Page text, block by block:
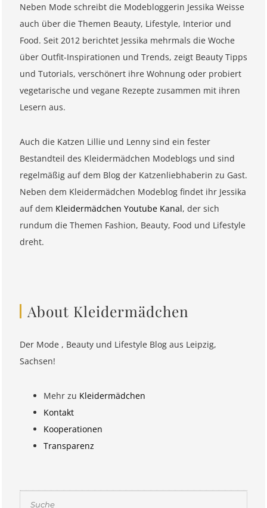
Neben Mode schreibt die Modebloggerin Jessika Weisse
auch über die Themen Beauty, Lifestyle, Interior und
Food. Seit 2012 berichtet Jessika mehrmals die Woche
über Outfit-Inspirationen und Trends, zeigt Beauty Tipps
und Tutorials, verschönert ihre Wohnung oder probiert
vegetarische und vegane Rezepte zusammen mit ihren
Lesern aus.
Auch die Katzen Lillie und Lenny sind ein fester
Bestandteil des Kleidermädchen Modeblogs und sind
regelmäßig auf dem Blog der Katzenliebhaberin zu Gast.
Neben dem Kleidermädchen Modeblog findet ihr Jessika
auf dem Kleidermädchen Youtube Kanal, der sich
rundum die Themen Fashion, Beauty, Food und Lifestyle
dreht.
About Kleidermädchen
Der Mode , Beauty und Lifestyle Blog aus Leipzig,
Sachsen!
Mehr zu Kleidermädchen
Kontakt
Kooperationen
Transparenz